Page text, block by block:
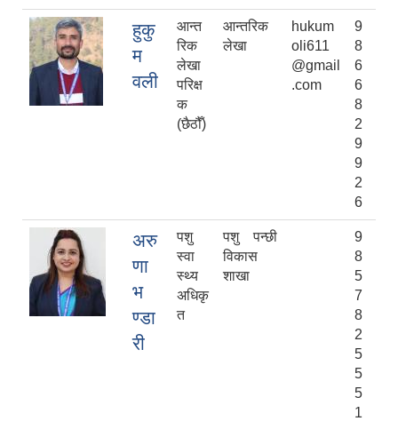
हुकु
म
वली
आन्त
रिक
लेखा
परिक्ष
क
(छैठौँ)
आन्तरिक
लेखा
hukum
oli611
@gmail
.com
9
8
6
6
8
2
9
9
2
6
अरु
णा
भ
ण्डा
री
पशु
स्वा
स्थ्य
अधिकृ
त
पशु पन्छी
विकास
शाखा
9
8
5
7
8
2
5
5
5
1